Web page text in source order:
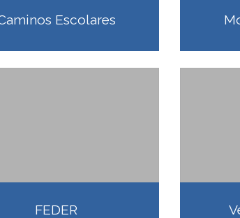
Escolares
FEDER